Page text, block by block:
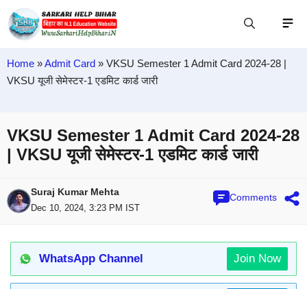
Home »Admit Card » VKSU Semester 1 Admit Card 2024-28 |
VKSU यूजी सेमेस्टर-1 एडमिट कार्ड जारी
VKSU Semester 1 Admit Card 2024-28
| VKSU यूजी सेमेस्टर-1 एडमिट कार्ड जारी
Suraj Kumar Mehta
Dec 10, 2024, 3:23 PM IST
Comments
WhatsApp Channel Join Now